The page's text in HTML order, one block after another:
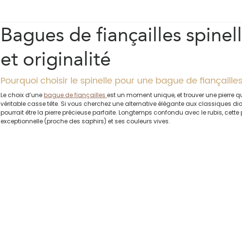
Bagues de fiançailles
et originalité
Pourquoi choisir le spinelle pour une bague de
Le choix d’une bague de fiançailles est un moment unique, et trouver une pierre
véritable casse tête. Si vous cherchez une alternative élégante aux classiques
pourrait être la pierre précieuse parfaite. Longtemps confondu avec le rubis,
exceptionnelle (proche des saphirs) et ses couleurs vives.